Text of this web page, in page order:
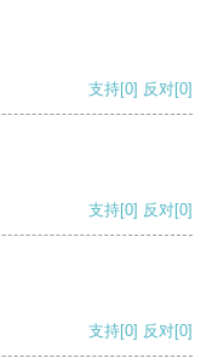
支持[0] 反对[0]
支持[0] 反对[0]
支持[0] 反对[0]